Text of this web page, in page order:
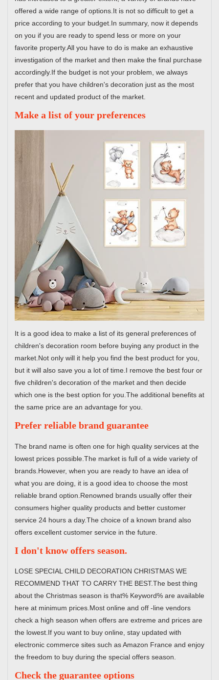
offered a wide range of options.It is not so difficult to get a
price according to your budget.In summary, now it depends
on you if you are ready to spend less or more on your
favorite property.All you have to do is make an exhaustive
investigation of the market and then make the final purchase
accordingly.If the budget is not your problem, we always
prefer that you have children's decoration just as the most
recent and updated product of the market.
Make a list of your preferences
It is a good idea to make a list of its general preferences of
children's decoration room before buying any product in the
market.Not only will it help you find the best product for you,
but it will also save you a lot of time.I remove the best four or
five children's decoration of the market and then decide
which one is the best option for you.The additional benefits at
the same price are an advantage for you.
Prefer reliable brand guarantee
The brand name is often one for high quality services at the
lowest prices possible.The market is full of a wide variety of
brands.However, when you are ready to have an idea of
what you are doing, it is a good idea to choose the most
reliable brand option.Renowned brands usually offer their
consumers higher quality products and better customer
service 24 hours a day.The choice of a known brand also
offers excellent customer service in the future.
I don't know offers season.
LOSE SPECIAL CHILD DECORATION CHRISTMAS WE
RECOMMEND THAT TO CARRY THE BEST.The best thing
about the Christmas season is that% Keyword% are available
here at minimum prices.Most online and off -line vendors
check a high season when offers are extreme and prices are
the lowest.If you want to buy online, stay updated with
electronic commerce sites such as Amazon France and enjoy
the freedom to buy during the special offers season.
Check the guarantee options